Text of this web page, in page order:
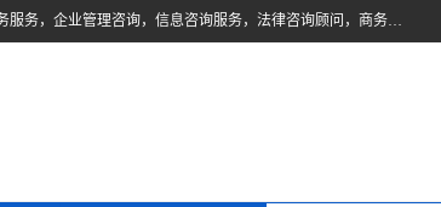
佛山市领云财务顾问有限公司注册地位于佛山市禅城区。经营范围包括：财务咨询，税务服务，企业管理咨询，信息咨询服务，法律咨询顾问，商务代理代办等服务；主要项目有：代理记账，旧账账务处理，疑难账务处理，建账审账；纳税申报，网上申请发票，企业税务分析、审查与评估；注册个体工商户，注册公司，公司注销；企业名称、地址、法人、股东、经营范围、营业期限等资料变更；商标注册、商标转让。财税审计、税务咨询、公司年审。